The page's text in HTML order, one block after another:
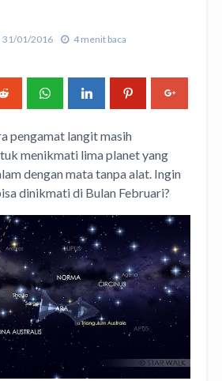
31/01/2016 4 menit baca
pengamat langit masih
menikmati lima planet yang
dengan mata tanpa alat. Ingin
dinikmati di Bulan Februari?